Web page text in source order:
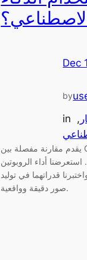
Dec
by
in ,
يقدم مقارنة مفصلة بين Grok و Gemini في مجال إنشاء
أداء الروبوتين
قدراتهما في توليد
صور دقيقة وواقعية.